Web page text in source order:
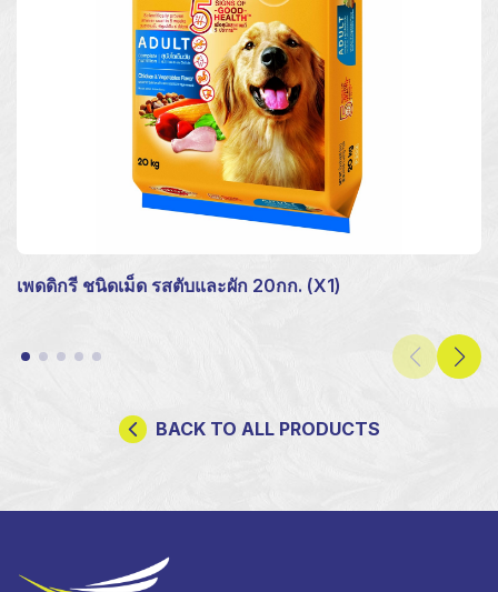
เพดดิกรี ชนิดเม็ด รสตับและผัก 20กก. (X1)
BACK TO ALL PRODUCTS